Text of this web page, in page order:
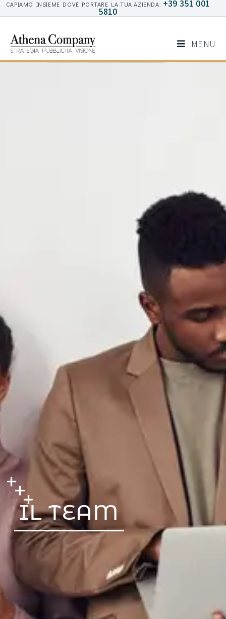
CAPIAMO INSIEME DOVE PORTARE LA TUA AZIENDA: +39 351 001
5810
MENU
IL TEAM